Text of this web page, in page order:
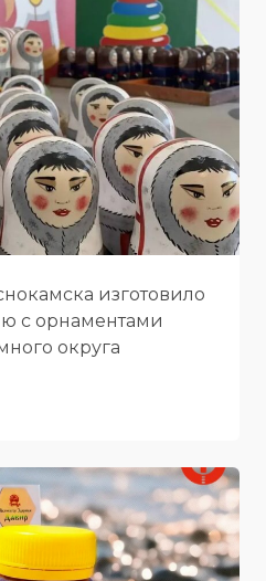
изготовило
с орнаментами
округа